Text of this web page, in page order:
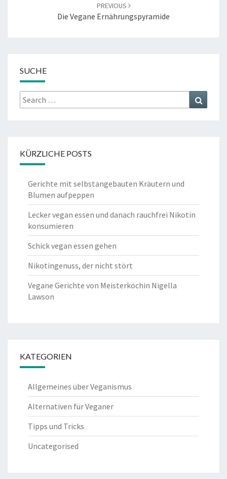
PREVIOUS
Die Vegane Ernährungspyramide
SUCHE
Search
for:
KÜRZLICHE POSTS
Gerichte mit selbstangebauten Kräutern und
Blumen aufpeppen
Lecker vegan essen und danach rauchfrei Nikotin
konsumieren
Schick vegan essen gehen
Nikotingenuss, der nicht stört
Vegane Gerichte von Meisterköchin Nigella
Lawson
KATEGORIEN
Allgemeines über Veganismus
Alternativen für Veganer
Tipps und Tricks
Uncategorised